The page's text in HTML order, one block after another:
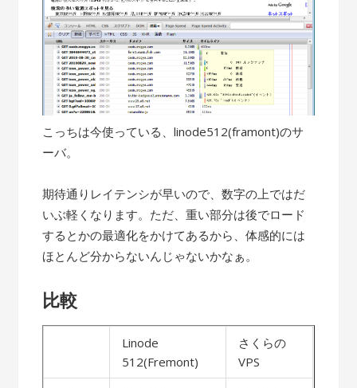
こっちは今使っている、linode512(framont)のサ
ーバ。
期待通りレイテンシが早いので、数字の上ではだ
いぶ軽くなります。ただ、重い部分は後でロード
するとかの最適化をかけてあるから、体感的には
ほとんど分からないんじゃないかなぁ。
比較
Linode
512(Fremont)
さくらの
VPS